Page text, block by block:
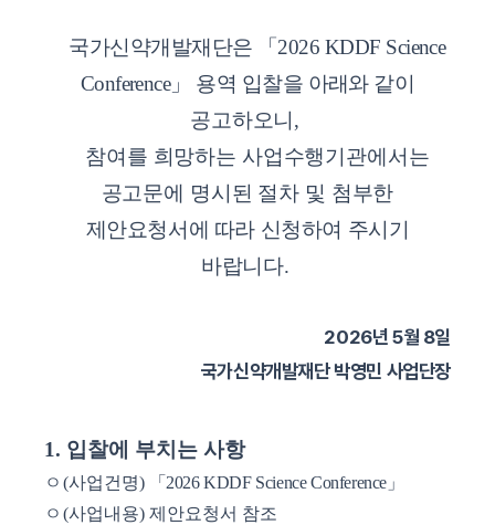
국가신약개발재단은 「 2026 KDDF Science
Conference」 용역 입찰을 아래와 같이
공고하오니 ,
참여를 희망하는 사업수행기관에서는
공고문에 명시된 절차 및 첨부한
제안요청서에 따라 신청하여 주시기
바랍니다.
2026년 5월 8일
국가신약개발재단 박영민 사업단장
1. 입찰에 부치는 사항
ㅇ (사업건명) 「 2026 KDDF Science Conference」
ㅇ (사업내용) 제안요청서 참조